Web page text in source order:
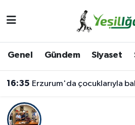
Genel Gündem Siyaset
16:35 Erzurum'da çocuklarıyla balkona çıkan
İğdir Namaz Vakitleri
Iğdır Trafik Yoğunluk